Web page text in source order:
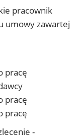
pracownik
umowy zawartej
pracę
pracę
pracę
-